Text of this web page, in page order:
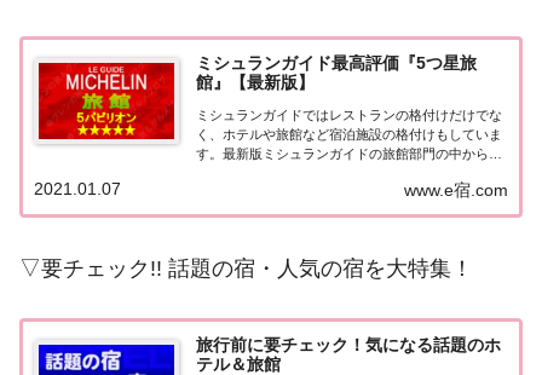
ミシュランガイド最高評価『5つ星旅
館』【最新版】
ミシュランガイドではレストランの格付けだけでな
く、ホテルや旅館など宿泊施設の格付けもしていま
す。最新版ミシュランガイドの旅館部門の中から最
とめてみました♪ いずれも人気ランキングなどで常
に上位を賑わす有名旅館。各旅館の情報と口コミ評
www.e宿.com
2021.01.07
▽要チェック!! 話題の宿・人気の宿を大特集！
旅行前に要チェック！気になる話題のホ
テル＆旅館